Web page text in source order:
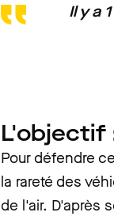
Il y a
L'objectif
Pour défendre
la rareté des
de l'air. D'après